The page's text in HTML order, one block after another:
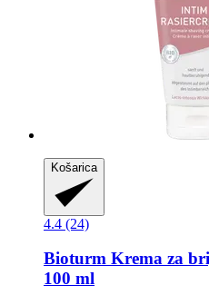
Košarica
4.4 (24)
Bioturm Krema za
100 ml